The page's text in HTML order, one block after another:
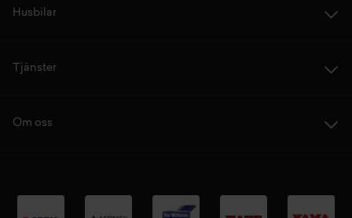
Husbilar
Tjänster
Om oss